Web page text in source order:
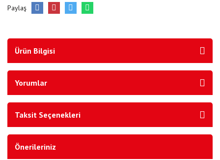
Paylaş
Ürün Bilgisi
Yorumlar
Taksit Seçenekleri
Önerileriniz